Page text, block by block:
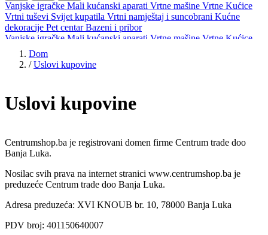
Vanjske igračke Mali kućanski aparati Vrtne mašine Vrtne Kućice
Vrtni tuševi Svijet kupatila Vrtni namještaj i suncobrani Kućne
dekoracije Pet centarBazeni i pribor
Vanjske igračke Mali kućanski aparati Vrtne mašine Vrtne Kućice
Vrtni tuševi
dekoracijePet centar Bazeni i pribor
Dom
/ Uslovi kupovine
Uslovi kupovine
Centrumshop.ba je registrovani domen firme Centrum trade doo
Banja Luka.
Nosilac svih prava na internet stranici www.centrumshop.ba je
preduzeće Centrum trade doo Banja Luka.
Adresa preduzeća: XVI KNOUB br. 10, 78000 Banja Luka
PDV broj: 401150640007